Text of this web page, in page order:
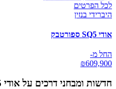
לכל הפרטים
היברידי בנזין
אודי SQ5 ספורטבק
החל מ-
₪609,900
חדשות ומבחני דרכים על אודי A5